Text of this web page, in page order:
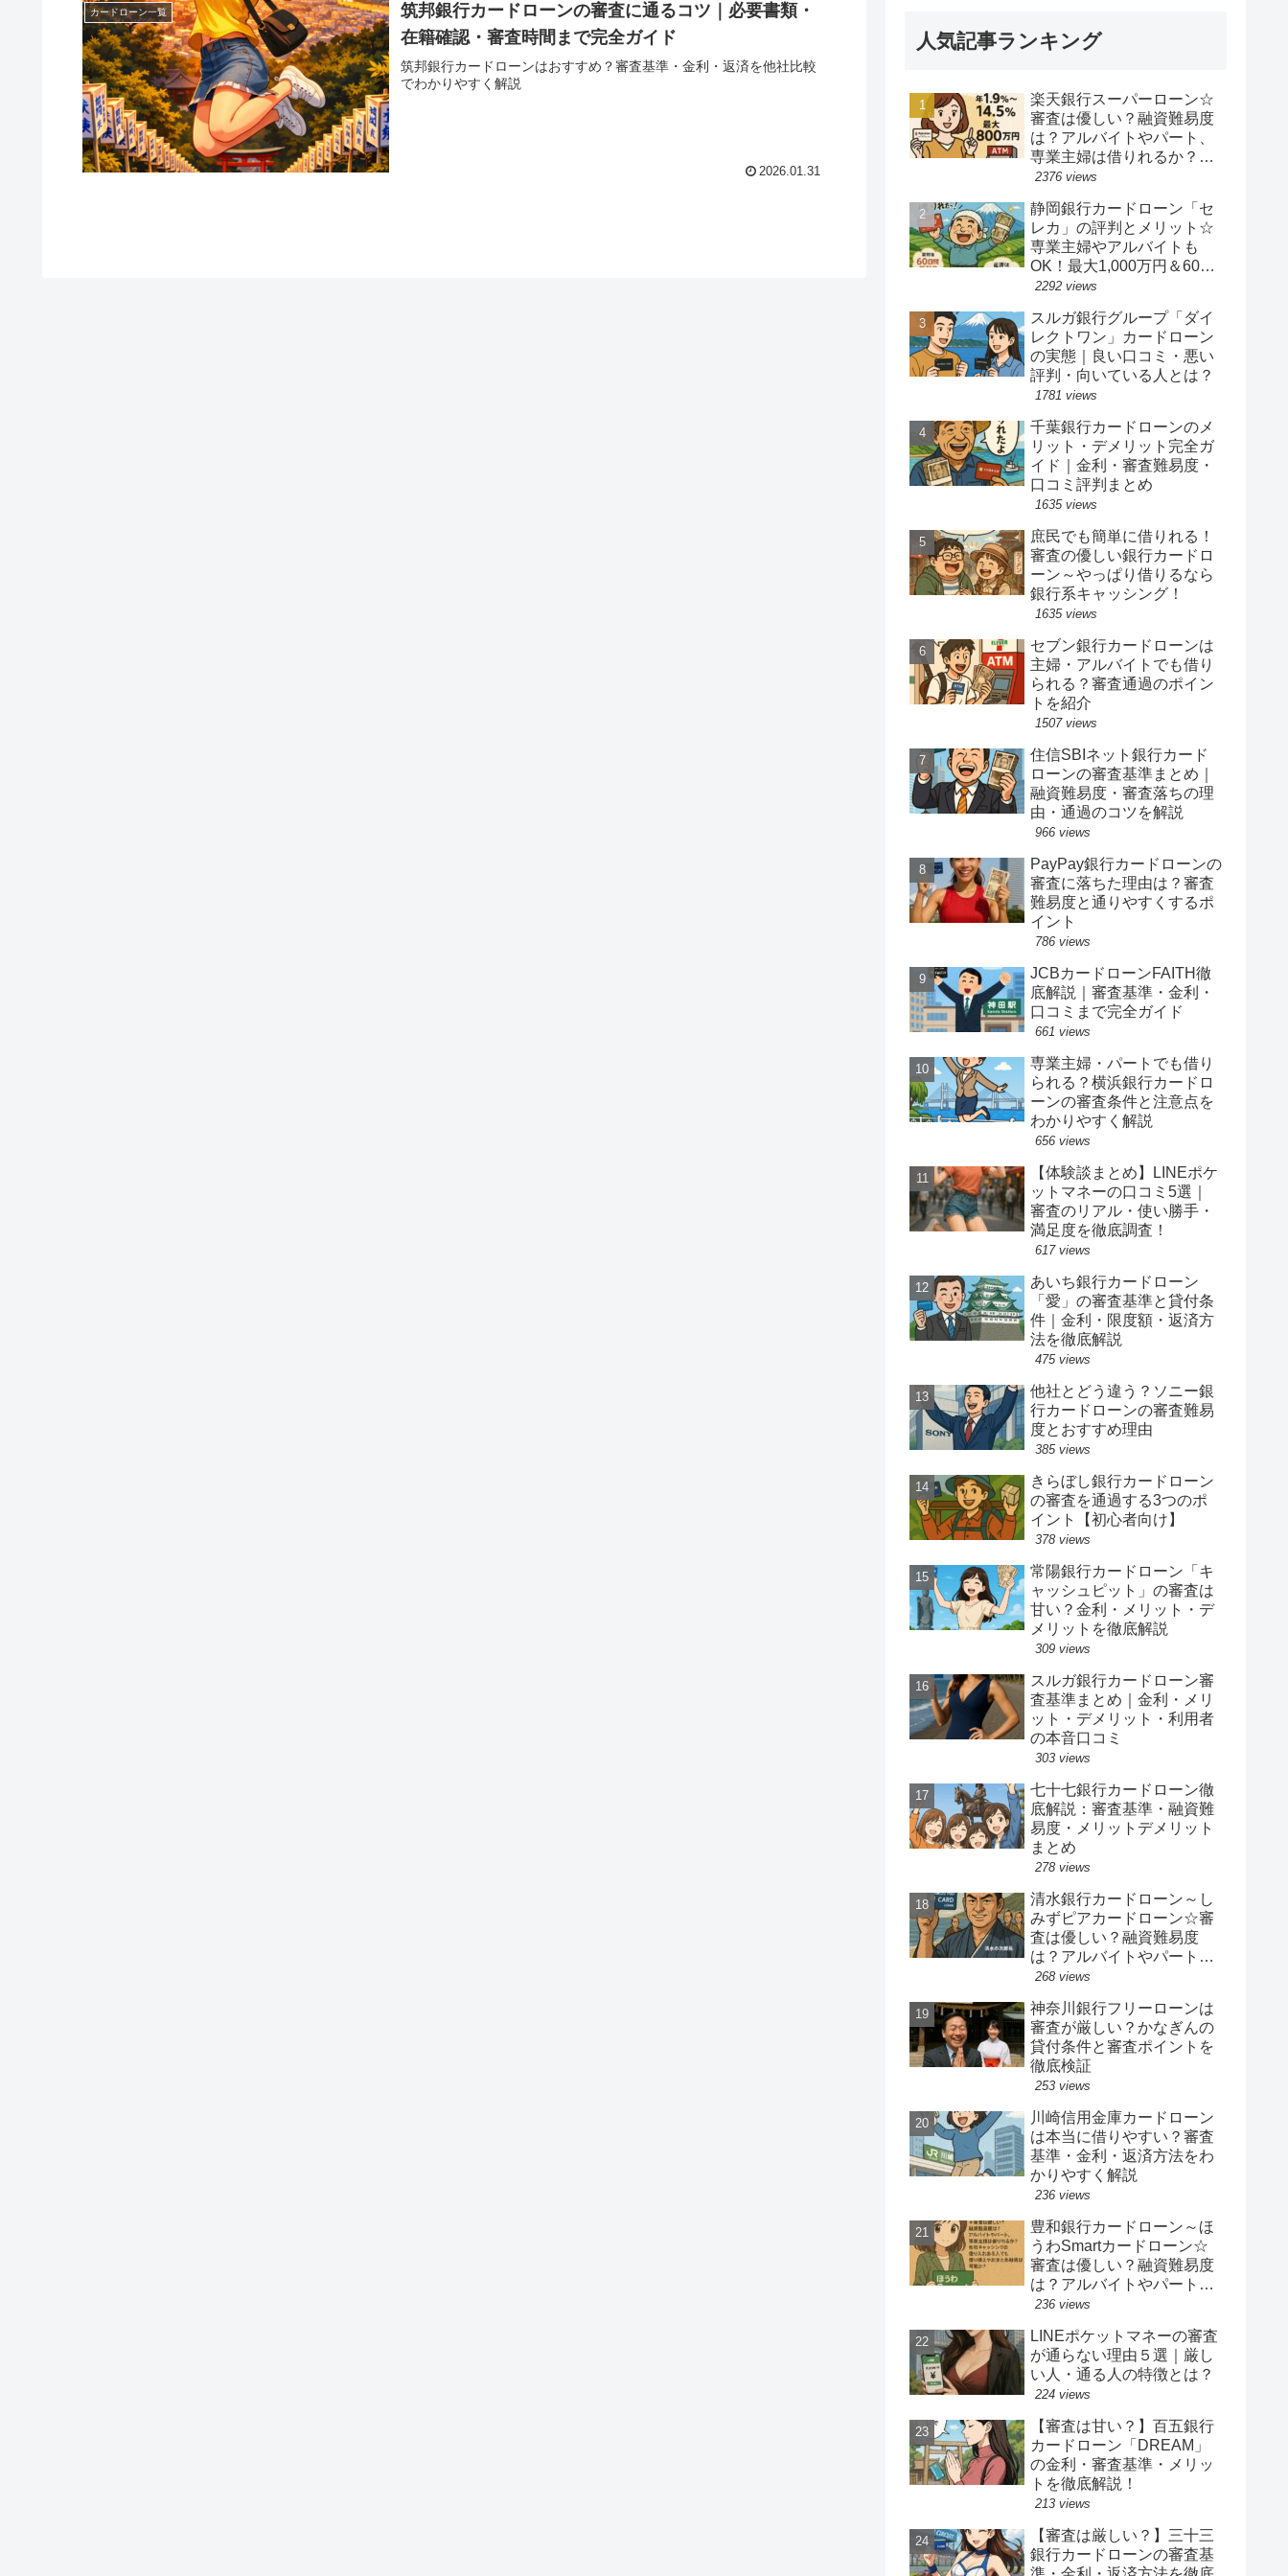
カードローン一覧
筑邦銀行カードローンの審査に通るコツ｜必要書類・
在籍確認・審査時間まで完全ガイド
筑邦銀行カードローンはおすすめ？審査基準・金利・返済を他社比較
でわかりやすく解説
2026.01.31
人気記事ランキング
楽天銀行スーパーローン☆
審査は優しい？融資難易度
は？アルバイトやパート、
専業主婦は借りれるか？他
社キャッシングの借り入れ
とめ融資は可能か？
2376 views
静岡銀行カードローン「セ
レカ」の評判とメリット☆
専業主婦やアルバイトも
OK！最大1,000万円＆60日
間無利息の魅力
2292 views
スルガ銀行グループ「ダイ
レクトワン」カードローン
の実態｜良い口コミ・悪い
評判・向いている人とは？
1781 views
千葉銀行カードローンのメ
リット・デメリット完全ガ
イド｜金利・審査難易度・
口コミ評判まとめ
1635 views
庶民でも簡単に借りれる！
審査の優しい銀行カードロ
ーン～やっぱり借りるなら
銀行系キャッシング！
1635 views
セブン銀行カードローンは
主婦・アルバイトでも借り
られる？審査通過のポイン
トを紹介
1507 views
住信SBIネット銀行カード
ローンの審査基準まとめ｜
融資難易度・審査落ちの理
由・通過のコツを解説
966 views
PayPay銀行カードローンの
審査に落ちた理由は？審査
難易度と通りやすくするポ
イント
786 views
JCBカードローンFAITH徹
底解説｜審査基準・金利・
口コミまで完全ガイド
661 views
専業主婦・パートでも借り
られる？横浜銀行カードロ
ーンの審査条件と注意点を
わかりやすく解説
656 views
【体験談まとめ】LINEポケ
ットマネーの口コミ5選｜
審査のリアル・使い勝手・
満足度を徹底調査！
617 views
あいち銀行カードローン
「愛」の審査基準と貸付条
件｜金利・限度額・返済方
法を徹底解説
475 views
他社とどう違う？ソニー銀
行カードローンの審査難易
度とおすすめ理由
385 views
きらぼし銀行カードローン
の審査を通過する3つのポ
イント【初心者向け】
378 views
常陽銀行カードローン「キ
ャッシュピット」の審査は
甘い？金利・メリット・デ
メリットを徹底解説
309 views
スルガ銀行カードローン審
査基準まとめ｜金利・メリ
ット・デメリット・利用者
の本音口コミ
303 views
七十七銀行カードローン徹
底解説：審査基準・融資難
易度・メリットデメリット
まとめ
278 views
清水銀行カードローン～し
みずピアカードローン☆審
査は優しい？融資難易度
は？アルバイトやパート、
専業主婦は借りれるか？他
ある人でも借り換えやおま
とめ融資は可能か？
268 views
神奈川銀行フリーローンは
審査が厳しい？かなぎんの
貸付条件と審査ポイントを
徹底検証
253 views
川崎信用金庫カードローン
は本当に借りやすい？審査
基準・金利・返済方法をわ
かりやすく解説
236 views
豊和銀行カードローン～ほ
うわSmartカードローン☆
審査は優しい？融資難易度
は？アルバイトやパート、
専業主婦は借りれるか？他
ある人でも借り換えやおま
とめ融資は可能か？
236 views
LINEポケットマネーの審査
が通らない理由５選｜厳し
い人・通る人の特徴とは？
224 views
【審査は甘い？】百五銀行
カードローン「DREAM」
の金利・審査基準・メリッ
トを徹底解説！
213 views
【審査は厳しい？】三十三
銀行カードローンの審査基